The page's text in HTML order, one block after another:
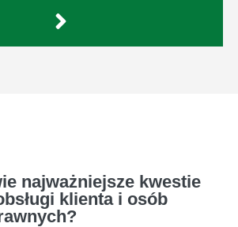
najważniejsze kwestie
klienta i osób